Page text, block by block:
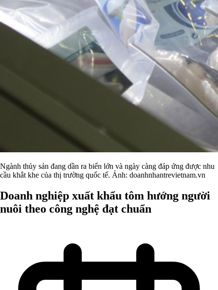
Ngành thủy sản đang dần ra biển lớn và ngày càng đáp ứng được nhu
cầu khắt khe của thị trường quốc tế. Ảnh: doanhnhantrevietnam.vn
Doanh nghiệp xuất khẩu tôm hướng người
nuôi theo công nghệ đạt chuẩn